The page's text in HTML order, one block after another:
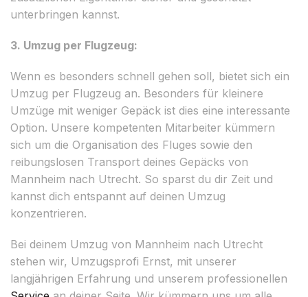
unterbringen kannst.
3. Umzug per Flugzeug:
Wenn es besonders schnell gehen soll, bietet sich ein
Umzug per Flugzeug an. Besonders für kleinere
Umzüge mit weniger Gepäck ist dies eine interessante
Option. Unsere kompetenten Mitarbeiter kümmern
sich um die Organisation des Fluges sowie den
reibungslosen Transport deines Gepäcks von
Mannheim nach Utrecht. So sparst du dir Zeit und
kannst dich entspannt auf deinen Umzug
konzentrieren.
Bei deinem Umzug von Mannheim nach Utrecht
stehen wir, Umzugsprofi Ernst, mit unserer
langjährigen Erfahrung und unserem professionellen